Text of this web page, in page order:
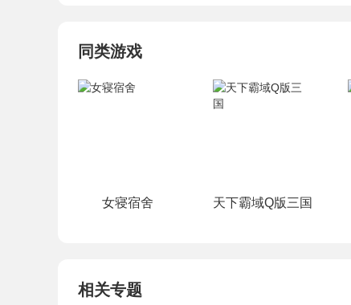
同类游戏
女寝宿舍 天下霸域Q版三国
相关专题